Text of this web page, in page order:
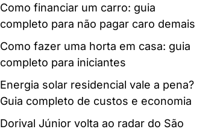
Como financiar um carro: guia
completo para não pagar caro demais
Como fazer uma horta em casa: guia
completo para iniciantes
Energia solar residencial vale a pena?
Guia completo de custos e economia
Dorival Júnior volta ao radar do São